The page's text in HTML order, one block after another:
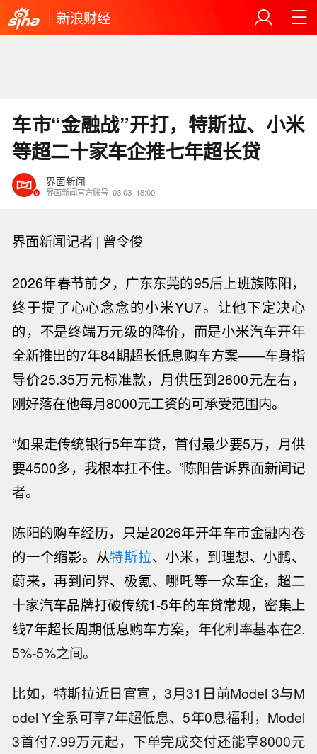
新浪财经
车市“金融战”开打，特斯拉、小米
等超二十家车企推七年超长贷
界面新闻
界面新闻官方账号 03.03 18:00
界面新闻记者 | 曾令俊
2026年春节前夕，广东东莞的95后上班族陈阳，
终于提了心心念念的小米YU7。让他下定决心
的，不是终端万元级的降价，而是小米汽车开年
全新推出的7年84期超长低息购车方案——车身指
导价25.35万元标准款，月供压到2600元左右，
刚好落在他每月8000元工资的可承受范围内。
“如果走传统银行5年车贷，首付最少要5万，月供
要4500多，我根本扛不住。”陈阳告诉界面新闻记
者。
陈阳的购车经历，只是2026年开年车市金融内卷
的一个缩影。从特斯拉、小米，到理想、小鹏、
蔚来，再到问界、极氪、哪吒等一众车企，超二
十家汽车品牌打破传统1-5年的车贷常规，密集上
线7年超长周期低息购车方案， 年化利率基本在2.
5%-5%之间。
比如，特斯拉近日官宣，3月31日前Model 3与M
odel Y全系可享7年超低息、5年0息福利，Model
3首付7.99万元起，下单完成交付还能享8000元